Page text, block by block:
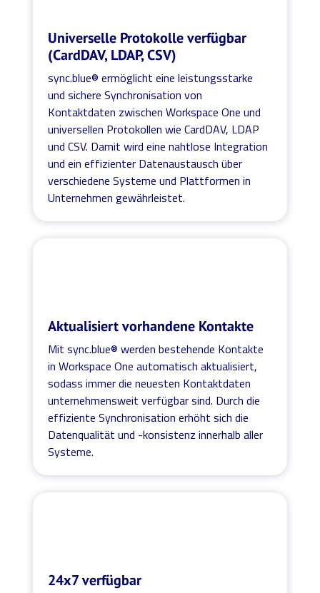
Universelle Protokolle verfügbar
(CardDAV, LDAP, CSV)
sync.blue® ermöglicht eine leistungsstarke
und sichere Synchronisation von
Kontaktdaten zwischen Workspace One und
universellen Protokollen wie CardDAV, LDAP
und CSV. Damit wird eine nahtlose Integration
und ein effizienter Datenaustausch über
verschiedene Systeme und Plattformen in
Unternehmen gewährleistet.
Aktualisiert vorhandene Kontakte
Mit sync.blue® werden bestehende Kontakte
in Workspace One automatisch aktualisiert,
sodass immer die neuesten Kontaktdaten
unternehmensweit verfügbar sind. Durch die
effiziente Synchronisation erhöht sich die
Datenqualität und -konsistenz innerhalb aller
Systeme.
24x7 verfügbar